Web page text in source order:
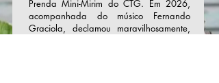
Prenda Mini-Mirim do CTG. Em 2026,
acompanhada do músico Fernando
Graciola, declamou maravilhosamente,